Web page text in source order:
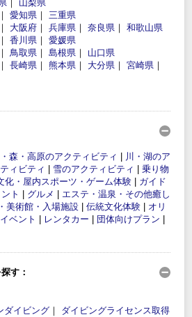
｜ 山梨県
｜ 愛知県 ｜ 三重県
｜ 大阪府 ｜ 兵庫県 ｜ 奈良県 ｜ 和歌山県
｜ 香川県 ｜ 愛媛県
｜ 鳥取県 ｜ 島根県 ｜ 山口県
｜ 長崎県 ｜ 熊本県 ｜ 大分県 ｜ 宮崎県 ｜
森・高原のアクティビティ
川・湖のア
ィビティ 雪のアクティビティ
乗り物
化・屋内スポーツ・ゲーム体験
ガイド
ト
グルメ
エステ・温泉・その他癒し
美術館・入場施設 伝統文化体験
オリ
ベント レンタカー 団体向けプラン
す：
ダイビング ｜ ダイビングライセンス取得